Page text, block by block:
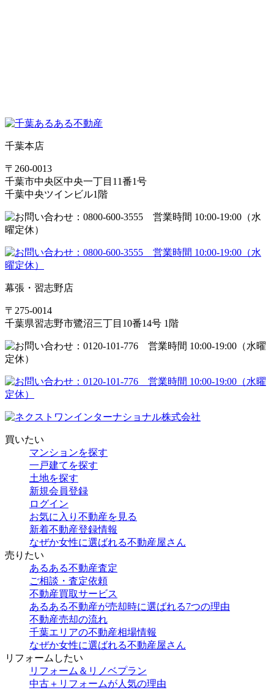
千葉本店
〒260-0013
千葉市中央区中央一丁目11番1号
千葉中央ツインビル1階
幕張・習志野店
〒275-0014
千葉県習志野市鷺沼三丁目10番14号 1階
買いたい
マンションを探す
一戸建てを探す
土地を探す
新規会員登録
ログイン
お気に入り不動産を見る
新着不動産登録情報
なぜか女性に選ばれる不動産屋さん
売りたい
あるある不動産査定
ご相談・査定依頼
不動産買取サービス
あるある不動産が売却時に選ばれる7つの理由
不動産売却の流れ
千葉エリアの不動産相場情報
なぜか女性に選ばれる不動産屋さん
リフォームしたい
リフォーム＆リノベプラン
中古＋リフォームが人気の理由